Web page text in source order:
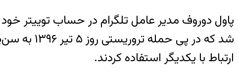
پاول دوروف مدیر عامل تلگرام در حساب توییتر
شد که در
ارتباط با یکدیگر استفاده کردند.